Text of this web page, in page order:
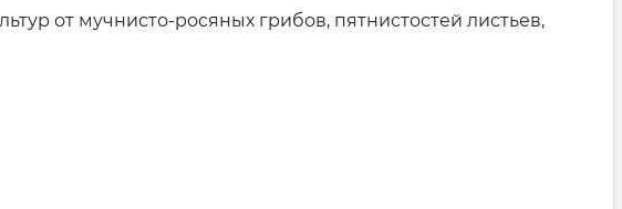
от мучнисто-росяных грибов, пятнистостей листьев,